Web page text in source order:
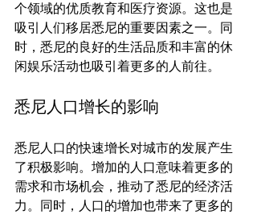
个领域的优质教育和医疗资源。这也是
吸引人们移居悉尼的重要因素之一。同
时，悉尼的良好的生活品质和丰富的休
悉尼人口增长的影响
悉尼人口的快速增长对城市的发展产生
了积极影响。增加的人口意味着更多的
需求和市场机会，推动了悉尼的经济活
力。同时，人口的增加也带来了更多的